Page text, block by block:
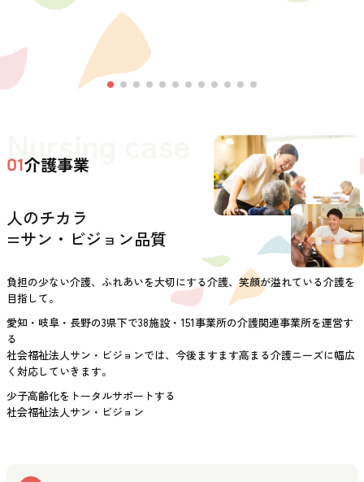
Nursing case
01介護事業
人のチカラ
=サン・ビジョン品質
負担の少ない介護、ふれあいを大切にする介護、笑顔が溢れている介護を
目指して。
愛知・岐阜・長野の3県下で38施設・151事業所の介護関連事業所を運営す
る
社会福祉法人サン・ビジョンでは、今後ますます高まる介護ニーズに幅広
く対応していきます。
少子高齢化をトータルサポートする
社会福祉法人サン・ビジョン